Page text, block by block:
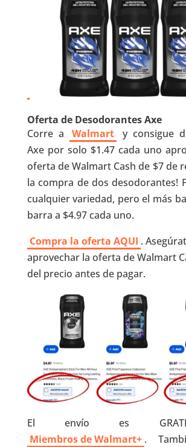
Oferta de Desodorantes Axe
Corre a
Walmart
y consigue
Axe por solo $1.47 cada uno
oferta de Walmart Cash de $7 de
la compra de dos desodorantes!
cualquier variedad, pero el más
barra a $4.97 cada uno.
Compra la oferta AQUI .
aprovechar la oferta de Walmart
del precio antes de pagar.
El envío es
Miembros de Walmart+ .